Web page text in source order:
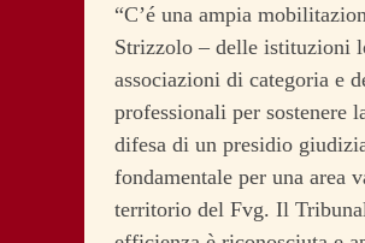
“C’é una ampia
Strizzolo – delle istituzioni
associazioni di categoria e
professionali per sostenere
difesa di un presidio
fondamentale per una area
territorio del Fvg. Il